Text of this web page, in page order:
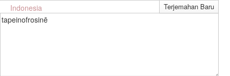
Indonesia
tapeinofrosinē